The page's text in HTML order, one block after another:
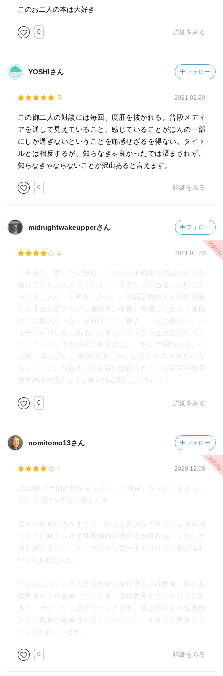
全部オープンにして売ることによって、それより先の技術
防衛産業が生き残れないという緊張感を持っているという
点で、アメリカとは全然違うんです。（佐藤）
民主主義の制度によってトップが選ばれている国と独裁者
がいる国とが長期に渡って交渉すると、独裁者のほうが圧
北朝鮮に対しては、2017年の4月の段階で、もうゲームセッ
トだったのです。
核の脅迫が与件になってしまった。その後でアメリカがや
っていることも、
ガダルカナルで白兵突撃を続けたのと同じ、転換するため
思う。
この戦いは北朝鮮に敗れた。いや勝てるとか、制裁によっ
非常に重要です。（佐藤）
大量消費文明が入ってくれば、個人にとって家族や恋人と
という能力の問題だけじゃなくて、二人に共通して、女性
をモノとしてしか見ていないからなんです。
訓練がなされていないから、おかしな対応しかできない。
偏差値だけ高ければいい、点数が取れればいいという価値
観で生きてきてそれが行き着くところまで行き着いた結果
なんです。（佐藤）
創設されたのがこの学部です。警察を抱き込んでいるか
ら、どんなに世論を敵に回しても、捜査されるようなハメ
このお二人の本は大好き
0 詳細をみる
YOSHIさん フォロー
5 2021.02.20
この御二人の対談には毎回、度肝を抜かれる。普段メディ
アを通して見えていること、感じていることがほんの一部
にしか過ぎないということを痛感せざるを得ない。タイト
ルとは相反するが、知らなきゃ良かったでは済まされず、
知らなきゃならないことが沢山あると言えます。
0 詳細をみる
midnightwakeupperさん フォロー
4 2021.01.22
４年前に「言いたい放題」「悪人（不動産で大儲けは人を
騙したからに決まっている）」トランプが当選した時はど
うなることか、と懸念したが、パリ協定離脱とか移民制限
とか中国と対決とかで雇用率は改善し再選では史上二番目
の得票数となった／現時点では「善人」「人に優しい」バ
イデンがやらかしあるいはすでにやった不正投票が恐ろし
い／「トランプの演説に複文はない」勢いで聞かせる。小
泉純一郎に近い／就任演説「みんなのための大統領にな
る」バイデンが盗作／選挙民に監視されている民主主義国
指導者は中露のような長期独裁国に負けていく…
0 詳細をみる
nomitomo13さん フォロー
4 2020.12.08
2018年上半期の状況をもとに、「独裁」がトレンドとなっ
ている現代世界を分析した本。
世界の変化が大きすぎて、民主主義的な手続きによる時間
コストに耐えられず独裁傾向を強める国際政治。これは今
後も続くトレンドか、それとも世界中でリベラル化が進む
中での反動なのか。
今も起こっている大きな変化を乗り切るには教育、特に基
礎教育がより重要になります。基礎教育をないがしろにす
ると、そのツケは必ずやってきます。池上彰さんや佐藤優
さんは教育の重要性を常々説いており、本書でも教育につ
いて語られています。
0 詳細をみる